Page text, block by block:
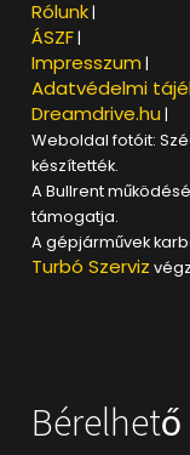
Rólunk |
ÁSZF |
Impresszum |
Adatvédelmi
Dreamdrive.hu |
Weboldal fotóit:
készítették.
A Bullrent
támogatja.
A gépjárművek
Turbó Szerviz